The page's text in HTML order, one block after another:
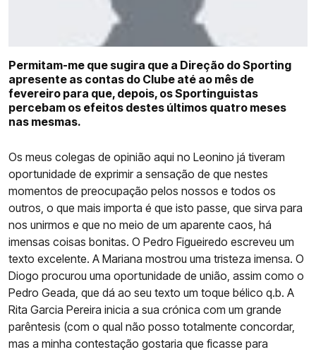
CURIOSIDADES
Permitam-me que sugira que a Direção do Sporting
apresente as contas do Clube até ao mês de
fevereiro para que, depois, os Sportinguistas
percebam os efeitos destes últimos quatro meses
nas mesmas.
Os meus colegas de opinião aqui no Leonino já tiveram
oportunidade de exprimir a sensação de que nestes
momentos de preocupação pelos nossos e todos os
outros, o que mais importa é que isto passe, que sirva para
nos unirmos e que no meio de um aparente caos, há
imensas coisas bonitas. O Pedro Figueiredo escreveu um
texto excelente. A Mariana mostrou uma tristeza imensa. O
Diogo procurou uma oportunidade de união, assim como o
Pedro Geada, que dá ao seu texto um toque bélico q.b. A
Rita Garcia Pereira inicia a sua crónica com um grande
parêntesis (com o qual não posso totalmente concordar,
mas a minha contestação gostaria que ficasse para